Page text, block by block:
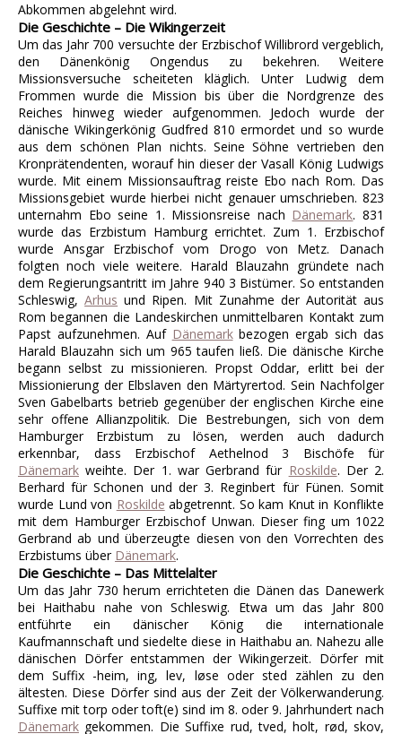
Abkommen abgelehnt wird.
Die Geschichte – Die Wikingerzeit
Um das Jahr 700 versuchte der Erzbischof Willibrord vergeblich,
den Dänenkönig Ongendus zu bekehren. Weitere
Missionsversuche scheiteten kläglich. Unter Ludwig dem
Frommen wurde die Mission bis über die Nordgrenze des
Reiches hinweg wieder aufgenommen. Jedoch wurde der
dänische Wikingerkönig Gudfred 810 ermordet und so wurde
aus dem schönen Plan nichts. Seine Söhne vertrieben den
Kronprätendenten, worauf hin dieser der Vasall König Ludwigs
wurde. Mit einem Missionsauftrag reiste Ebo nach Rom. Das
Missionsgebiet wurde hierbei nicht genauer umschrieben. 823
unternahm Ebo seine 1. Missionsreise nach Dänemark. 831
wurde das Erzbistum Hamburg errichtet. Zum 1. Erzbischof
wurde Ansgar Erzbischof vom Drogo von Metz. Danach
folgten noch viele weitere. Harald Blauzahn gründete nach
dem Regierungsantritt im Jahre 940 3 Bistümer. So entstanden
Schleswig,Arhus und Ripen. Mit Zunahme der Autorität aus
Rom begannen die Landeskirchen unmittelbaren Kontakt zum
Papst aufzunehmen. Auf Dänemarkbezogen ergab sich das
Harald Blauzahn sich um 965 taufen ließ. Die dänische Kirche
begann selbst zu missionieren. Propst Oddar, erlitt bei der
Missionierung der Elbslaven den Märtyrertod. Sein Nachfolger
Sven Gabelbarts betrieb gegenüber der englischen Kirche eine
sehr offene Allianzpolitik. Die Bestrebungen, sich von dem
Hamburger Erzbistum zu lösen, werden auch dadurch
erkennbar, dass Erzbischof Aethelnod 3 Bischöfe für
Dänemark weihte. Der 1. war Gerbrand für Roskilde. Der 2.
Berhard für Schonen und der 3. Reginbert für Fünen. Somit
wurde Lund von Roskilde abgetrennt. So kam Knut in Konflikte
mit dem Hamburger Erzbischof Unwan. Dieser fing um 1022
Gerbrand ab und überzeugte diesen von den Vorrechten des
Erzbistums über Dänemark.
Die Geschichte – Das Mittelalter
Um das Jahr 730 herum errichteten die Dänen das Danewerk
bei Haithabu nahe von Schleswig. Etwa um das Jahr 800
entführte ein dänischer König die internationale
Kaufmannschaft und siedelte diese in Haithabu an. Nahezu alle
dänischen Dörfer entstammen der Wikingerzeit. Dörfer mit
dem Suffix -heim, ing, lev, løse oder sted zählen zu den
ältesten. Diese Dörfer sind aus der Zeit der Völkerwanderung.
Suffixe mit torp oder toft(e) sind im 8. oder 9. Jahrhundert nach
Dänemark gekommen. Die Suffixe rud, tved, holt, rød, skov,